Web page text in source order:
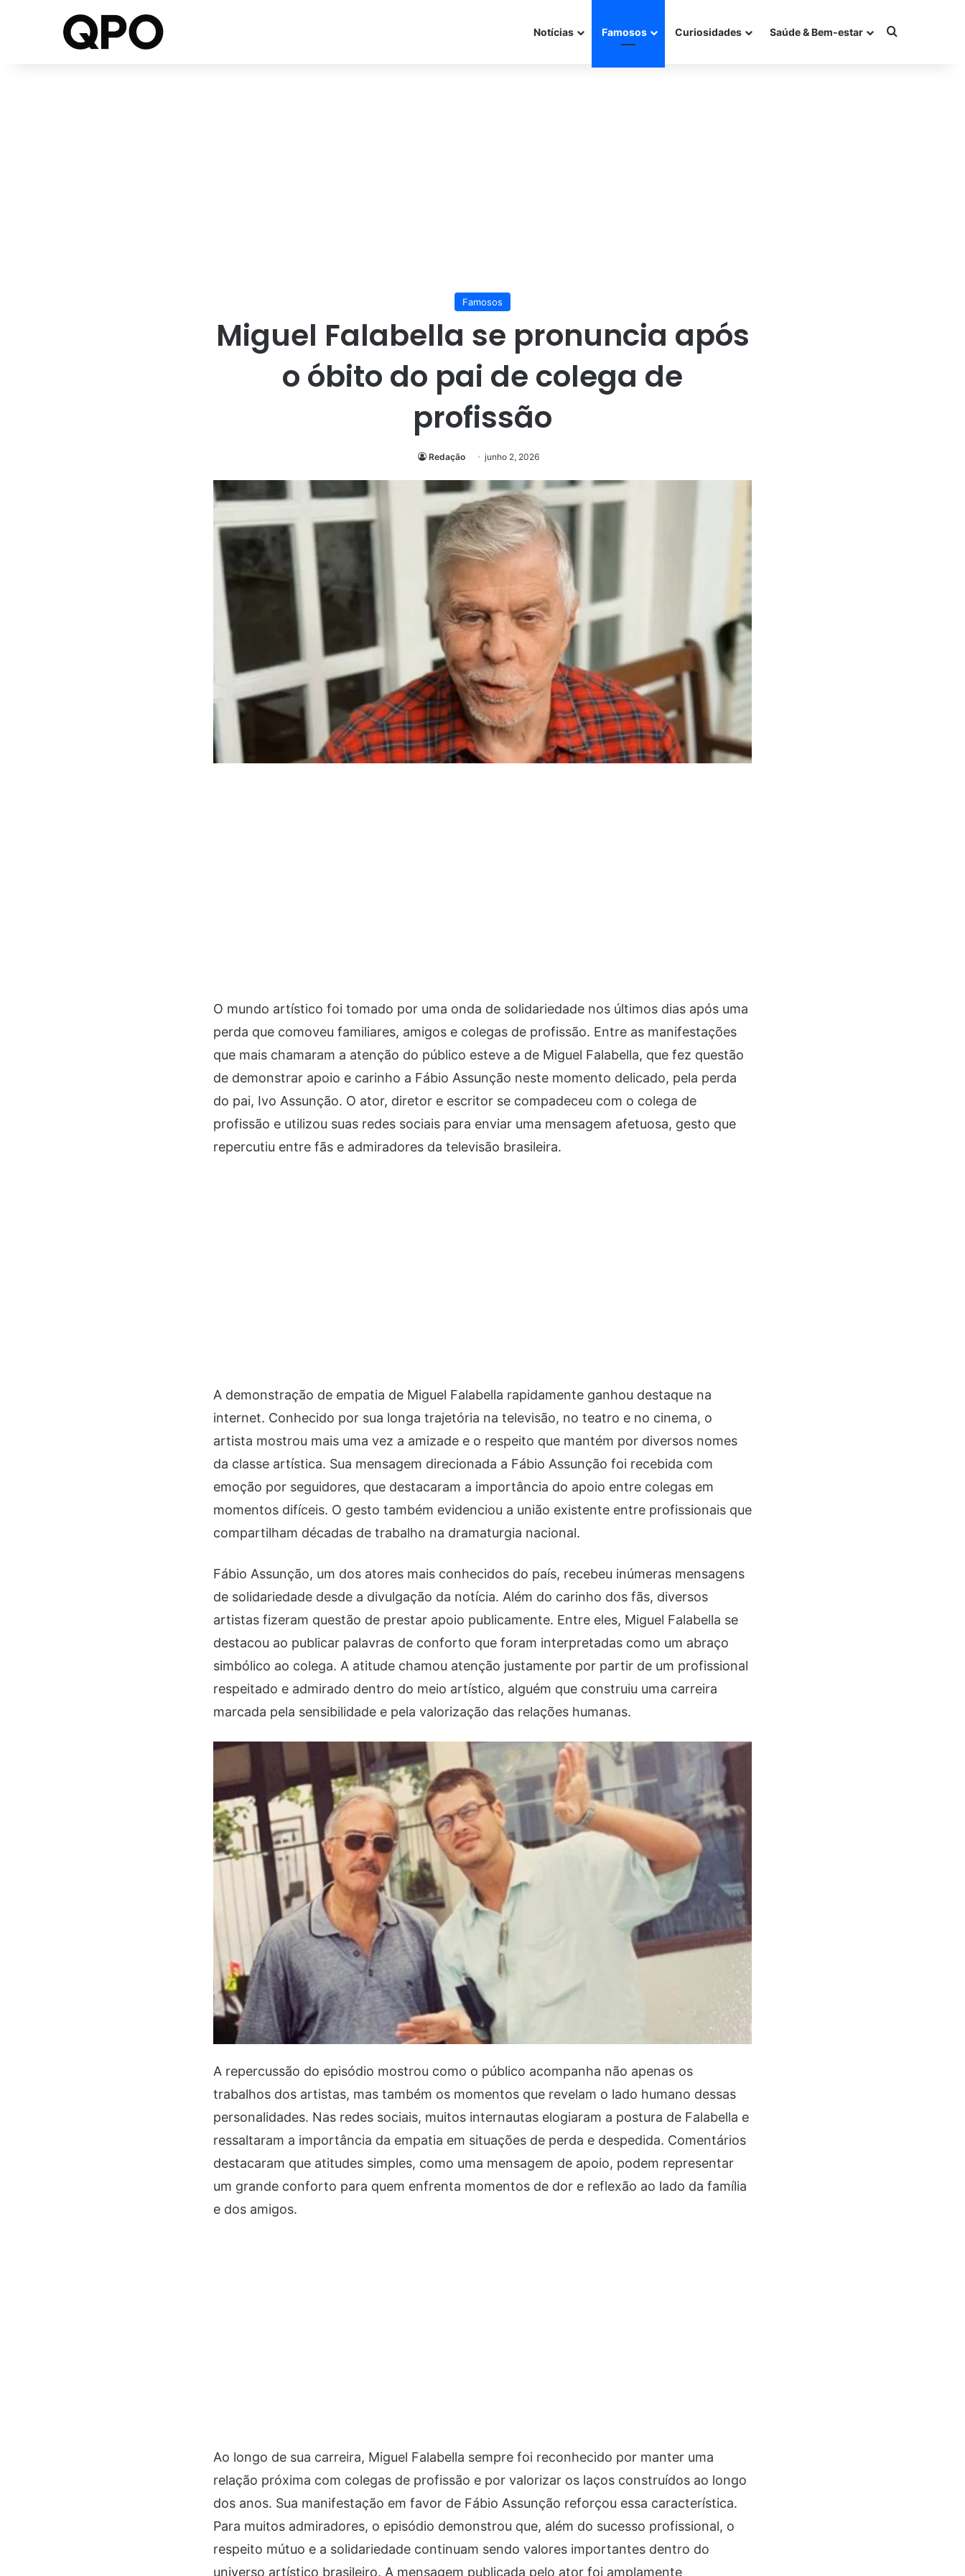
Notícias Famosos Curiosidades Saúde & Bem-estar Procurar por
Famosos
Miguel Falabella se pronuncia após
o óbito do pai de colega de
profissão
Redação junho 2, 2026
O mundo artístico foi tomado por uma onda de solidariedade nos últimos dias após uma
perda que comoveu familiares, amigos e colegas de profissão. Entre as manifestações
que mais chamaram a atenção do público esteve a de Miguel Falabella, que fez questão
de demonstrar apoio e carinho a Fábio Assunção neste momento delicado, pela perda
do pai, Ivo Assunção. O ator, diretor e escritor se compadeceu com o colega de
profissão e utilizou suas redes sociais para enviar uma mensagem afetuosa, gesto que
repercutiu entre fãs e admiradores da televisão brasileira.
A demonstração de empatia de Miguel Falabella rapidamente ganhou destaque na
internet. Conhecido por sua longa trajetória na televisão, no teatro e no cinema, o
artista mostrou mais uma vez a amizade e o respeito que mantém por diversos nomes
da classe artística. Sua mensagem direcionada a Fábio Assunção foi recebida com
emoção por seguidores, que destacaram a importância do apoio entre colegas em
momentos difíceis. O gesto também evidenciou a união existente entre profissionais que
compartilham décadas de trabalho na dramaturgia nacional.
Fábio Assunção, um dos atores mais conhecidos do país, recebeu inúmeras mensagens
de solidariedade desde a divulgação da notícia. Além do carinho dos fãs, diversos
artistas fizeram questão de prestar apoio publicamente. Entre eles, Miguel Falabella se
destacou ao publicar palavras de conforto que foram interpretadas como um abraço
simbólico ao colega. A atitude chamou atenção justamente por partir de um profissional
respeitado e admirado dentro do meio artístico, alguém que construiu uma carreira
marcada pela sensibilidade e pela valorização das relações humanas.
A repercussão do episódio mostrou como o público acompanha não apenas os
trabalhos dos artistas, mas também os momentos que revelam o lado humano dessas
personalidades. Nas redes sociais, muitos internautas elogiaram a postura de Falabella e
ressaltaram a importância da empatia em situações de perda e despedida. Comentários
destacaram que atitudes simples, como uma mensagem de apoio, podem representar
um grande conforto para quem enfrenta momentos de dor e reflexão ao lado da família
e dos amigos.
Ao longo de sua carreira, Miguel Falabella sempre foi reconhecido por manter uma
relação próxima com colegas de profissão e por valorizar os laços construídos ao longo
dos anos. Sua manifestação em favor de Fábio Assunção reforçou essa característica.
Para muitos admiradores, o episódio demonstrou que, além do sucesso profissional, o
respeito mútuo e a solidariedade continuam sendo valores importantes dentro do
universo artístico brasileiro. A mensagem publicada pelo ator foi amplamente